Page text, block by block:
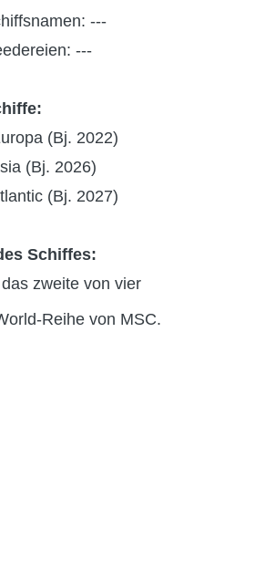
---
---
(Bj. 2022)
(Bj. 2026)
(Bj. 2027)
Schiffes:
zweite von vier
Reihe von MSC.